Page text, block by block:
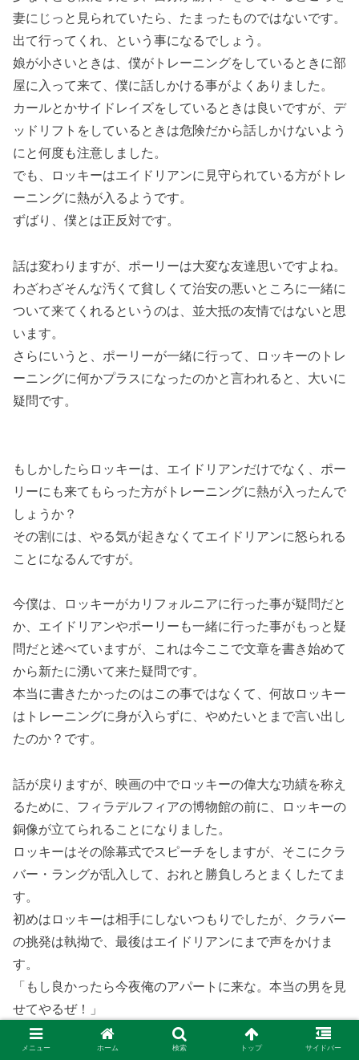
妻にじっと見られていたら、たまったものではないです。
出て行ってくれ、という事になるでしょう。
娘が小さいときは、僕がトレーニングをしているときに部
屋に入って来て、僕に話しかける事がよくありました。
カールとかサイドレイズをしているときは良いですが、デ
ッドリフトをしているときは危険だから話しかけないよう
にと何度も注意しました。
でも、ロッキーはエイドリアンに見守られている方がトレ
ーニングに熱が入るようです。
ずばり、僕とは正反対です。
話は変わりますが、ポーリーは大変な友達思いですよね。
わざわざそんな汚くて貧しくて治安の悪いところに一緒に
ついて来てくれるというのは、並大抵の友情ではないと思
います。
さらにいうと、ポーリーが一緒に行って、ロッキーのトレ
ーニングに何かプラスになったのかと言われると、大いに
疑問です。
もしかしたらロッキーは、エイドリアンだけでなく、ポー
リーにも来てもらった方がトレーニングに熱が入ったんで
しょうか？
その割には、やる気が起きなくてエイドリアンに怒られる
ことになるんですが。
今僕は、ロッキーがカリフォルニアに行った事が疑問だと
か、エイドリアンやポーリーも一緒に行った事がもっと疑
問だと述べていますが、これは今ここで文章を書き始めて
から新たに湧いて来た疑問です。
本当に書きたかったのはこの事ではなくて、何故ロッキー
はトレーニングに身が入らずに、やめたいとまで言い出し
たのか？です。
話が戻りますが、映画の中でロッキーの偉大な功績を称え
るために、フィラデルフィアの博物館の前に、ロッキーの
銅像が立てられることになりました。
ロッキーはその除幕式でスピーチをしますが、そこにクラ
バー・ラングが乱入して、おれと勝負しろとまくしたてま
す。
初めはロッキーは相手にしないつもりでしたが、クラバー
の挑発は執拗で、最後はエイドリアンにまで声をかけま
す。
「もし良かったら今夜俺のアパートに来な。本当の男を見
せてやるぜ！」
この言葉でロッキーは怒りが爆発し、クラバーに掴みかか
ろうとしますが、警備員に抑えられてその場は収まりま
メニュー ホーム 検索 トップ サイドバー